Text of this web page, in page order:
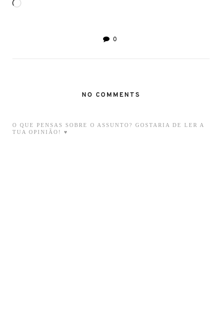
0
NO COMMENTS
O QUE PENSAS SOBRE O ASSUNTO? GOSTARIA DE LER A
TUA OPINIÃO! ♥